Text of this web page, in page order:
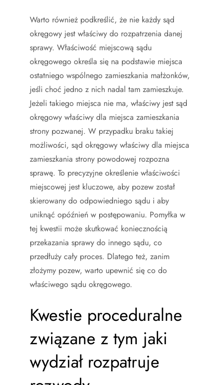
Warto również podkreślić, że nie każdy sąd
okręgowy jest właściwy do rozpatrzenia danej
sprawy. Właściwość miejscową sądu
okręgowego określa się na podstawie miejsca
ostatniego wspólnego zamieszkania małżonków,
jeśli choć jedno z nich nadal tam zamieszkuje.
Jeżeli takiego miejsca nie ma, właściwy jest sąd
okręgowy właściwy dla miejsca zamieszkania
strony pozwanej. W przypadku braku takiej
możliwości, sąd okręgowy właściwy dla miejsca
zamieszkania strony powodowej rozpozna
sprawę. To precyzyjne określenie właściwości
miejscowej jest kluczowe, aby pozew został
skierowany do odpowiedniego sądu i aby
uniknąć opóźnień w postępowaniu. Pomyłka w
tej kwestii może skutkować koniecznością
przekazania sprawy do innego sądu, co
przedłuży cały proces. Dlatego też, zanim
złożymy pozew, warto upewnić się co do
właściwego sądu okręgowego.
Kwestie proceduralne
związane z tym jaki
wydział rozpatruje